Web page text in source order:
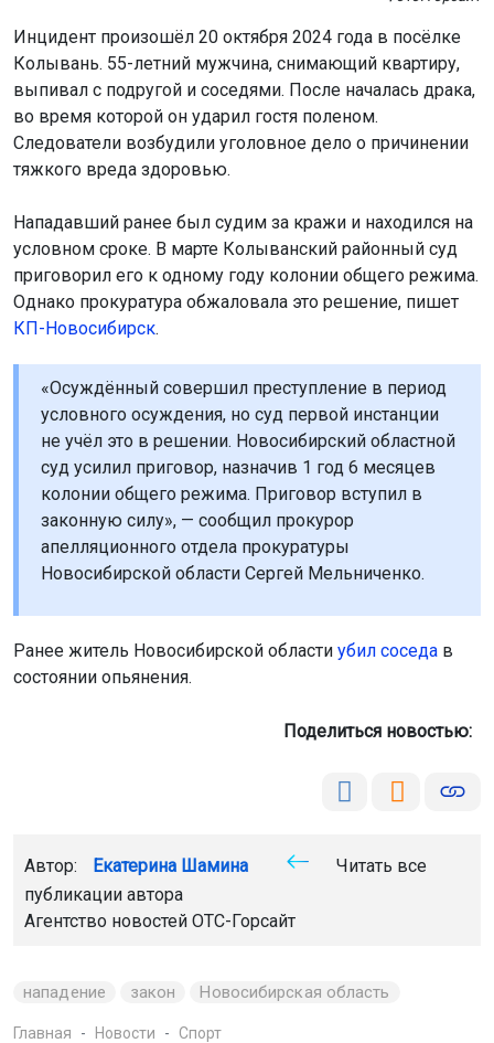
Инцидент произошёл 20 октября 2024 года в посёлке
Колывань. 55-летний мужчина, снимающий квартиру,
выпивал с подругой и соседями. После началась драка,
во время которой он ударил гостя поленом.
Следователи возбудили уголовное дело о причинении
тяжкого вреда здоровью.
Нападавший ранее был судим за кражи и находился на
условном сроке. В марте Колыванский районный суд
приговорил его к одному году колонии общего режима.
Однако прокуратура обжаловала это решение, пишет
КП-Новосибирск.
«Осуждённый совершил преступление в период
условного осуждения, но суд первой инстанции
не учёл это в решении. Новосибирский областной
суд усилил приговор, назначив 1 год 6 месяцев
колонии общего режима. Приговор вступил в
законную силу», — сообщил прокурор
апелляционного отдела прокуратуры
Новосибирской области Сергей Мельниченко.
Ранее житель Новосибирской области убил соседа в
состоянии опьянения.
Поделиться новостью:
Автор: Екатерина Шамина
Читать все
публикации автора
Агентство новостей ОТС-Горсайт
нападение закон Новосибирская область
Главная Новости Спорт